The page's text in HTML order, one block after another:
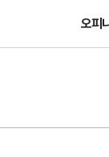
오피